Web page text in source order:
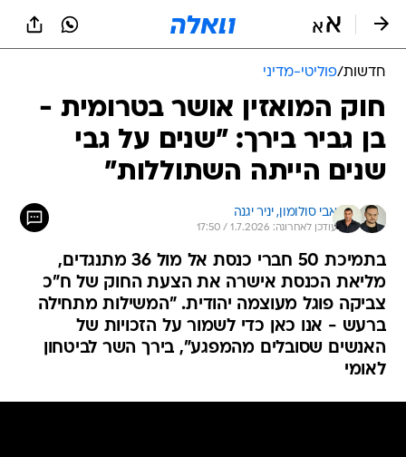
חדשות/פוליטי-מדיני
חוק המואזין אושר בטרומית -
בן גביר בירך: "שנים על גבי
שנים הייתה השתוללות"
אבי סולומון, יניר יגנה
עודכן לאחרונה: 1.7.2026 / 17:50
בתמיכת 50 חברי כנסת אל מול 36 מתנגדים,
מליאת הכנסת אישרה את הצעת החוק של ח"כ
צביקה פוגל מעוצמה יהודית. "המשילות מתחילה
ברעש - אנו כאן כדי לשמור על הזכויות של
האנשים שסובלים מהמפגע", בירך השר לביטחון
לאומי